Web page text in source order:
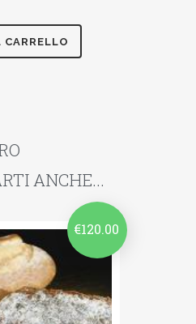
ANCHE...
€120.00